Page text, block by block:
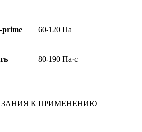
prime 60-120 Па
80-190 Па·с
К ПРИМЕНЕНИЮ